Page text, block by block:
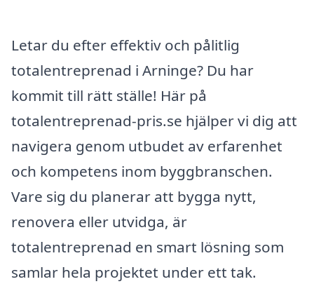
Letar du efter effektiv och pålitlig
totalentreprenad i Arninge? Du har
kommit till rätt ställe! Här på
totalentreprenad-pris.se hjälper vi dig att
navigera genom utbudet av erfarenhet
och kompetens inom byggbranschen.
Vare sig du planerar att bygga nytt,
renovera eller utvidga, är
totalentreprenad en smart lösning som
samlar hela projektet under ett tak.